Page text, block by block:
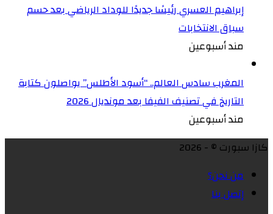
إبراهيم العسري رئيسًا جديدًا للوداد الرياضي بعد حسم
سباق الانتخابات
مند أسبوعين
المغرب سادس العالم.. “أسود الأطلس” يواصلون كتابة
التاريخ في تصنيف الفيفا بعد مونديال 2026
مند أسبوعين
كازا سبورت © - 2026
من نحن؟
إتصل بنا